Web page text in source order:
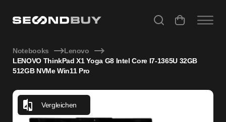
Notebooks
Lenovo
LENOVO ThinkPad X1 Yoga G8 Intel Core I7-1365U 32GB
512GB NVMe Win11 Pro
Vergleichen